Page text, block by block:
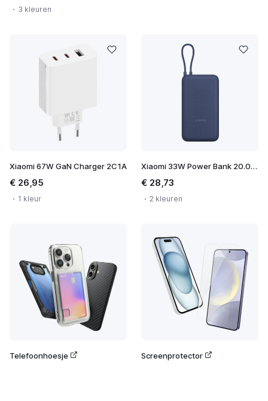
3 kleuren
Xiaomi 67W GaN Charger 2C1A
€ 26,95
1 kleur
Xiaomi 33W Power Bank 20.000 mAh
€ 28,73
2 kleuren
Telefoonhoesje Screenprotector